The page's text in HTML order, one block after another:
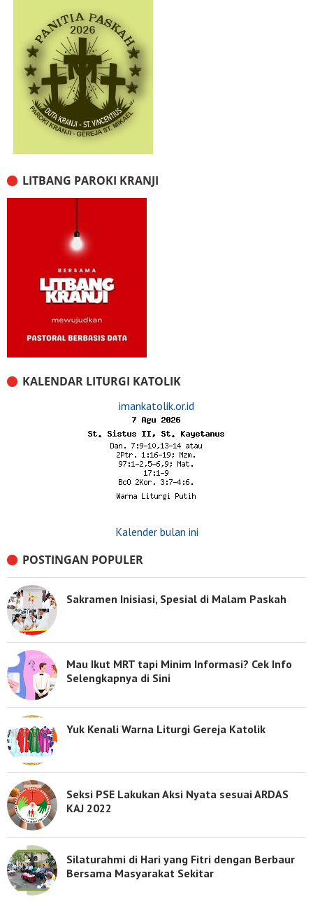
LITBANG PAROKI KRANJI
KALENDAR LITURGI KATOLIK
imankatolik.or.id
Kalender bulan ini
POSTINGAN POPULER
Sakramen Inisiasi, Spesial di Malam Paskah
Mau Ikut MRT tapi Minim Informasi? Cek Info
Selengkapnya di Sini
Yuk Kenali Warna Liturgi Gereja Katolik
Seksi PSE Lakukan Aksi Nyata sesuai ARDAS
KAJ 2022
Silaturahmi di Hari yang Fitri dengan Berbaur
Bersama Masyarakat Sekitar